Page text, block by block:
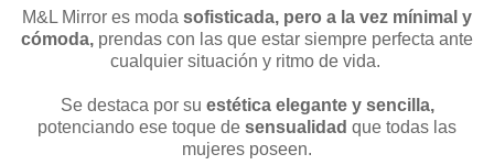
M&L Mirror es moda sofisticada, pero a la vez mínimal y
cómoda, prendas con las que estar siempre perfecta ante
cualquier situación y ritmo de vida.
Se destaca por su estética elegante y sencilla,
potenciando ese toque de sensualidad que todas las
mujeres poseen.